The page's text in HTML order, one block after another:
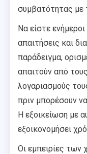
συμβατότητας με
Να είστε
απαιτήσεις και
παράδειγμα,
απαιτούν από
λογαριασμούς
πριν μπορέσουν
Η εξοικείωση με
εξοικονομήσει
Οι εμπειρίες των